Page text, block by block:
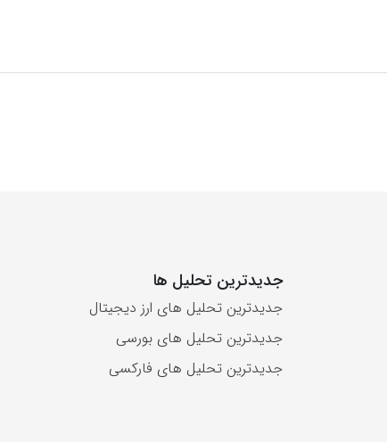
جدیدترین تحلیل ها
جدیدترین تحلیل های ارز دیجیتال
جدیدترین تحلیل های بورسی
جدیدترین تحلیل های فارکسی